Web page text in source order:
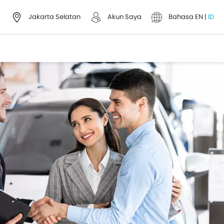
Jakarta Selatan Akun Saya Bahasa EN | ID